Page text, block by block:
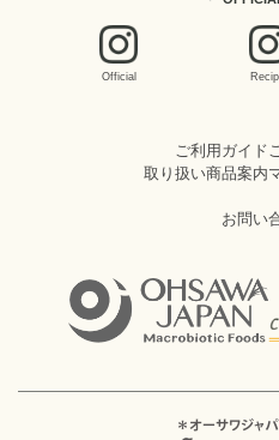
Official
ご利用ガイド
取り扱い商品案内
お問い